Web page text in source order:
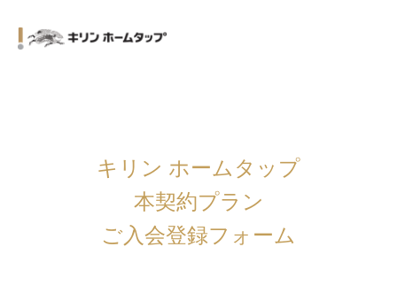
キリン ホームタップ
本契約プラン
ご入会登録フォーム